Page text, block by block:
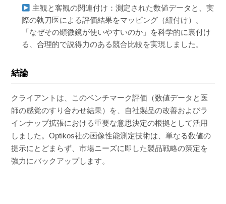
主観と客観の関連付け：測定された数値データと、実
際の執刀医による評価結果をマッピング（紐付け）。
「なぜその顕微鏡が使いやすいのか」を科学的に裏付け
る、合理的で説得力のある競合比較を実現しました。
結論
クライアントは、このベンチマーク評価（数値データと医
師の感覚のすり合わせ結果）を、自社製品の改善およびラ
インナップ拡張における重要な意思決定の根拠として活用
しました。Optikos社の画像性能測定技術は、単なる数値の
提示にとどまらず、市場ニーズに即した製品戦略の策定を
強力にバックアップします。